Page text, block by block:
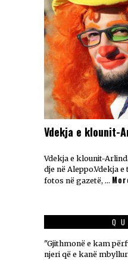
Vdekja e klounit-
Vdekja e klounit-
dje në Aleppo.Vdekja
fotos në gazetë, …
"Gjithmonë e kam
njeri që e kanë